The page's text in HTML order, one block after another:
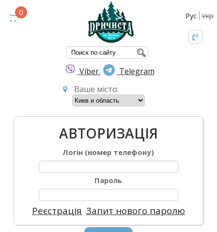
ПОШУКОВА
Viber
Telegram
Ваше місто:
АВТОРИЗАЦІЯ
Логін (номер телефону)
Пароль
Реєстрація Запит нового паролю
0 Рус Укр